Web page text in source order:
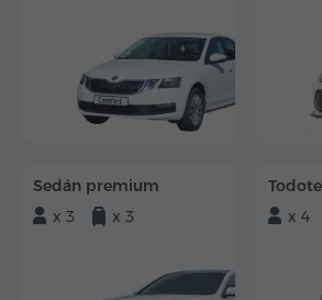
Sedán premium
x 3
x 3
x 4